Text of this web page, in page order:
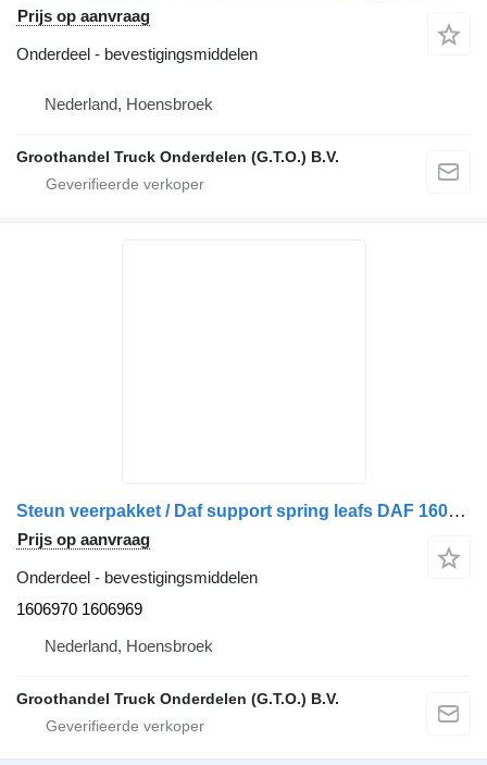
Prijs op aanvraag
Onderdeel - bevestigingsmiddelen
Nederland, Hoensbroek
Groothandel Truck Onderdelen (G.T.O.) B.V.
Steun veerpakket / Daf support spring leafs DAF 1606970 1606969 voor DAF vrachtwagen
Prijs op aanvraag
Onderdeel - bevestigingsmiddelen
1606970 1606969
Nederland, Hoensbroek
Groothandel Truck Onderdelen (G.T.O.) B.V.